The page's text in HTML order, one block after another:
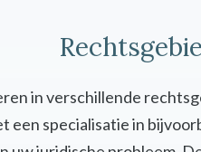
in verschillende
een specialisatie in